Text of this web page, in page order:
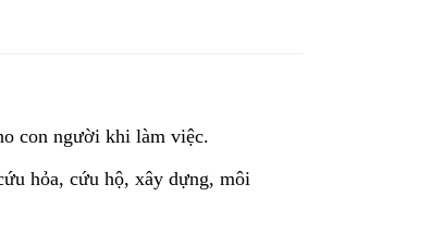
con người khi làm việc.
hỏa, cứu hộ, xây dựng, môi